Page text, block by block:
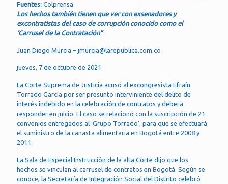
Fuentes: Colprensa
Los hechos también tienen que ver con exsenadores y
excontratistas del caso de corrupción conocido como el
‘Carrusel de la Contratación”
Juan Diego Murcia – jmurcia@larepublica.com.co
jueves, 7 de octubre de 2021
La Corte Suprema de Justicia acusó al excongresista Efraín
Torrado García por ser presunto interviniente del delito de
interés indebido en la celebración de contratos y deberá
responder en juicio. El caso se relacionó con la suscripción de 21
convenios entregados al ‘Grupo Torrado’, para que se efectuará
el suministro de la canasta alimentaria en Bogotá entre 2008 y
2011.
La Sala de Especial Instrucción de la alta Corte dijo que los
hechos se vinculan al carrusel de contratos en Bogotá. Según se
conoce, la Secretaría de Integración Social del Distrito celebró